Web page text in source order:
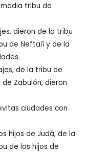
tribu de
dieron de la tribu
de Neftalí y de la
de la tribu de
Zabulón, dieron
ciudades con
hijos de Judá, de la
de los hijos de